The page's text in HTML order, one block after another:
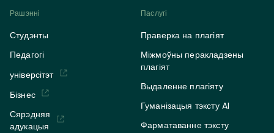
Рашэнні
Студэнты
Педагогі
універсітэт
Бізнес
Сярэдняя
адукацыя
Паслугі
Праверка на плагіят
Міжмоўны перакладзены
плагіят
Выдаленне плагіяту
Гуманізацыя тэксту AI
Фарматаванне тэксту